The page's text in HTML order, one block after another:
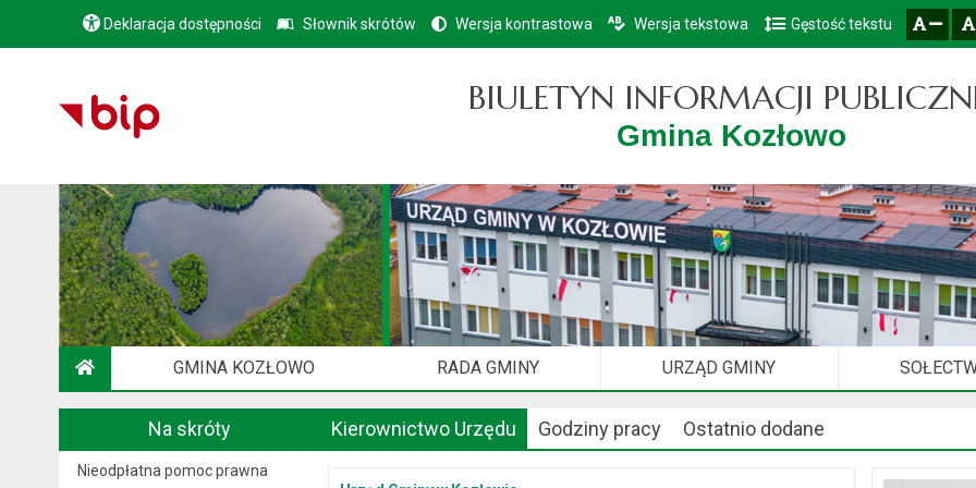
Przejdź do głównego menu
Przejdź do treści
Przejdź do mapy serwisu
Deklaracja dostępności Słownik skrótów Wersja kontrastowa Wersja tekstowa Gęstość tekstu
BIULETYN INFORMACJI
Gmina Kozłowo
GMINA KOZŁOWO RADA GMINY URZĄD GMINY
Na skróty
Nieodpłatna pomoc prawna
Kierownictwo Urzędu Godziny pracy Ostatnio dodane